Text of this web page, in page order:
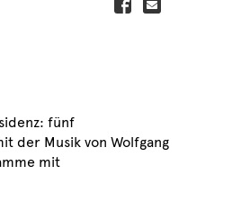
fünf
der Musik von Wolfgang
mit